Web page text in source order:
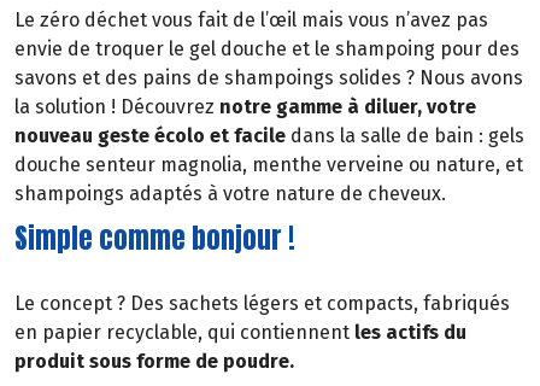
Le zéro déchet vous fait de l’œil mais vous n’avez pas
envie de troquer le gel douche et le shampoing pour des
savons et des pains de shampoings solides ? Nous avons
la solution ! Découvrez notre gamme à diluer, votre
nouveau geste écolo et facile dans la salle de bain : gels
douche senteur magnolia, menthe verveine ou nature, et
shampoings adaptés à votre nature de cheveux.
Simple comme bonjour !
Le concept ? Des sachets légers et compacts, fabriqués
en papier recyclable, qui contiennent les actifs du
produit sous forme de poudre.